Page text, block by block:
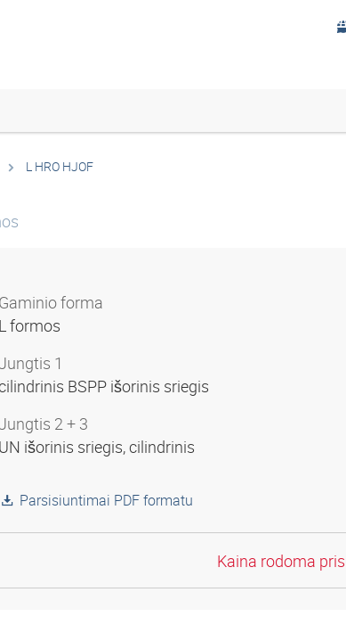
L HRO HJOF
Gaminio forma
L formos
1
BSPP išorinis sriegis
2 + 3
UN išorinis sriegis, cilindrinis
Parsisiuntimai PDF formatu
Kaina rodoma